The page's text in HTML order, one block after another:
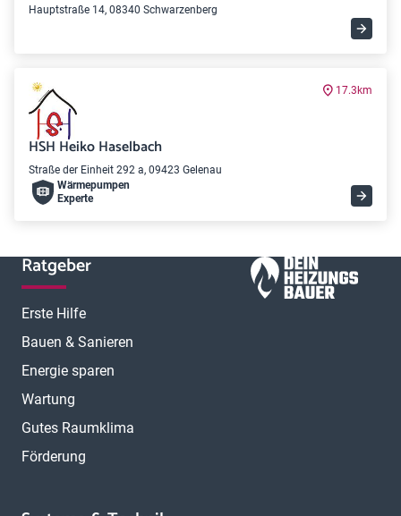
Hauptstraße 14, 08340 Schwarzenberg
17.3km
HSH Heiko Haselbach
Straße der Einheit 292 a, 09423 Gelenau
Wärme­pumpen
Experte
Ratgeber
Erste Hilfe
Bauen & Sanieren
Energie sparen
Wartung
Gutes Raumklima
Förderung